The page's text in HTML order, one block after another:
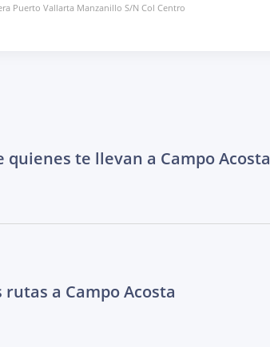
Puerto Vallarta Manzanillo S/N Col Centro
quienes te llevan a Campo Acosta
a Campo Acosta